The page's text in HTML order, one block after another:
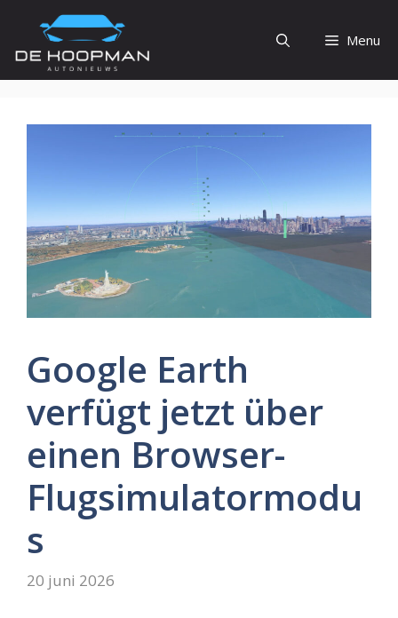
de
inhoud
Menu
Google Earth
verfügt jetzt über
einen Browser-
Flugsimulatormodu
s
20 juni 2026